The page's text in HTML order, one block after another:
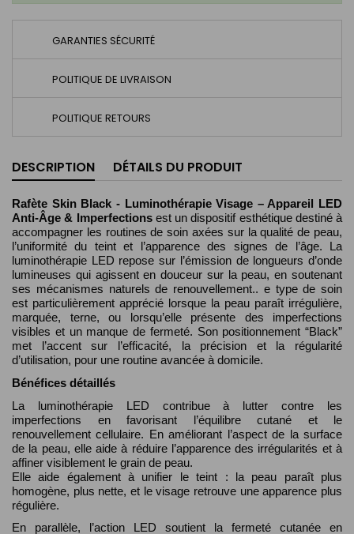
GARANTIES SÉCURITÉ
POLITIQUE DE LIVRAISON
POLITIQUE RETOURS
DESCRIPTION DÉTAILS DU PRODUIT
Rafète Skin Black - Luminothérapie Visage – Appareil LED
Anti-Âge & Imperfectionsest un dispositif esthétique destiné à
accompagner les routines de soin axées sur la qualité de peau,
l’uniformité du teint et l’apparence des signes de l’âge. La
luminothérapie LED repose sur l’émission de longueurs d’onde
lumineuses qui agissent en douceur sur la peau, en soutenant
ses mécanismes naturels de renouvellement.. e type de soin
est particulièrement apprécié lorsque la peau paraît irrégulière,
marquée, terne, ou lorsqu’elle présente des imperfections
visibles et un manque de fermeté. Son positionnement “Black”
met l’accent sur l’efficacité, la précision et la régularité
d’utilisation, pour une routine avancée à domicile.
Bénéfices détaillés
La luminothérapie LED contribue à lutter contre les
imperfections en favorisant l’équilibre cutané et le
renouvellement cellulaire. En améliorant l’aspect de la surface
de la peau, elle aide à réduire l’apparence des irrégularités et à
affiner visiblement le grain de peau.
Elle aide également à unifier le teint : la peau paraît plus
homogène, plus nette, et le visage retrouve une apparence plus
régulière.
En parallèle, l’action LED soutient la fermeté cutanée en